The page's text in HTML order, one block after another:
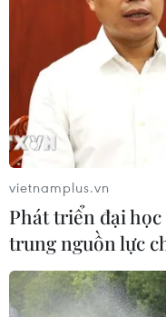
vietnamplus.vn
Phát triển đại
trung nguồn lực